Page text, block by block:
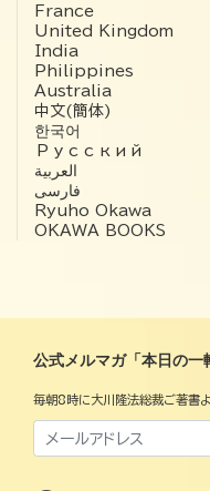
France
United Kingdom
India
Philippines
Australia
中文(簡体)
한국어
Русский
العربية‏
فارسی
Ryuho Okawa
OKAWA BOOKS
公式メルマガ「本日の一
毎朝8時に大川隆法総裁ご著書